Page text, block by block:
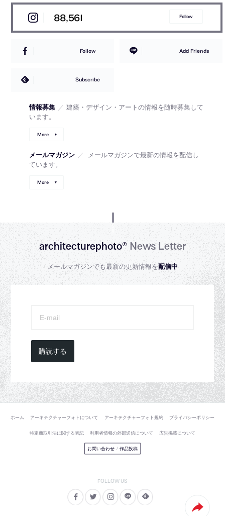
88,561 Follow
Follow Add Friends
Subscribe
情報募集 ／ 建築・デザイン・アートの情報を随時募集して
います。
More
メールマガジン ／
メールマガジンで最新の情報を配信し
ています。
More
architecturephoto®News Letter
メールマガジンでも最新の更新情報を配信中
購読する
ホーム アーキテクチャーフォトについて アーキテクチャーフォト規約 プライバシーポリシー
特定商取引法に関する表記 利用者情報の外部送信について 広告掲載について
お問い合わせ / 作品投稿